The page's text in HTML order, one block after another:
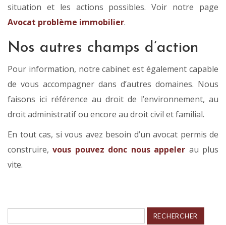
situation et les actions possibles. Voir notre page
Avocat problème immobilier.
Nos autres champs d’action
Pour information, notre cabinet est également capable
de vous accompagner dans d’autres domaines. Nous
faisons ici référence au droit de l’environnement, au
droit administratif ou encore au droit civil et familial.
En tout cas, si vous avez besoin d’un avocat permis de
construire,vous pouvez donc nous appeler au plus
vite.
Rechercher :